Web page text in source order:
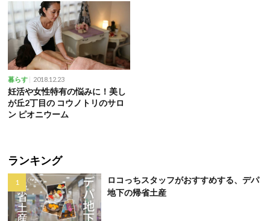
暮らす 2018.12.23
妊活や女性特有の悩みに！美し
が丘2丁目の コウノトリのサロ
ン ピオニウーム
ランキング
ロコっちスタッフがおすすめする、デパ
地下の帰省土産